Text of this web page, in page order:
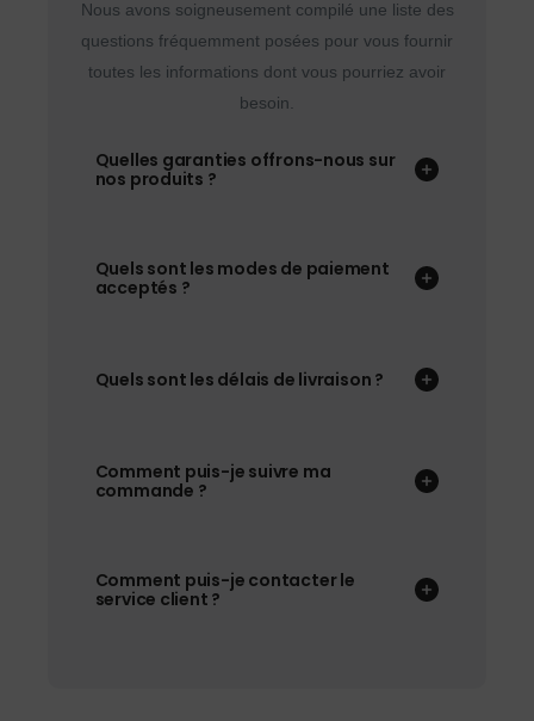
Nous avons soigneusement compilé une liste des
questions fréquemment posées pour vous fournir
toutes les informations dont vous pourriez avoir
besoin.
Quelles garanties offrons-nous sur
nos produits ?
Quels sont les modes de paiement
acceptés ?
Quels sont les délais de livraison ?
Comment puis-je suivre ma
commande ?
Comment puis-je contacter le
service client ?